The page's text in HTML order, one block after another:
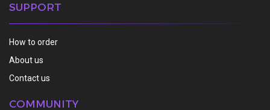
SUPPORT
How to order
About us
Contact us
COMMUNITY